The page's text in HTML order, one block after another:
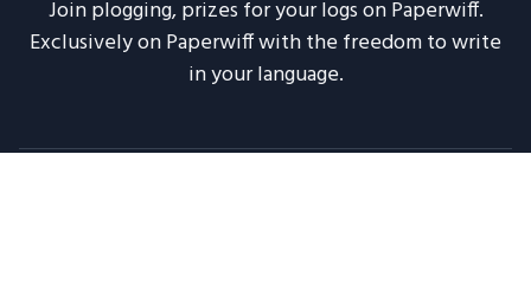
Join plogging, prizes for your logs on Paperwiff.
Exclusively on Paperwiff with the freedom to write
in your language.